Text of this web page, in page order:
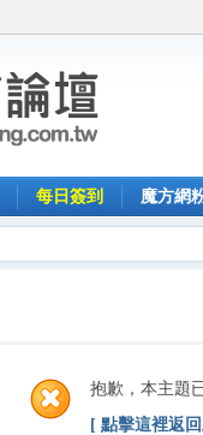
每日簽到 魔方網
抱歉，本主題
[ 點擊這裡返